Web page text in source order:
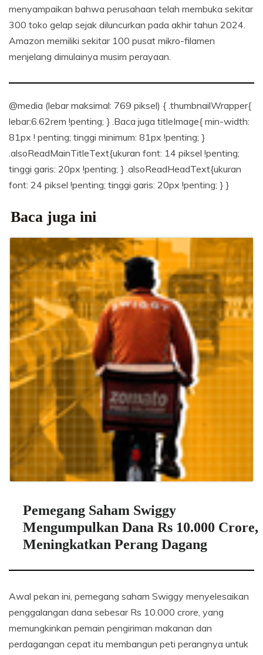
menyampaikan bahwa perusahaan telah membuka sekitar
300 toko gelap sejak diluncurkan pada akhir tahun 2024.
Amazon memiliki sekitar 100 pusat mikro-filamen
menjelang dimulainya musim perayaan.
@media (lebar maksimal: 769 piksel) { .thumbnailWrapper{
lebar:6.62rem !penting; } .Baca juga titleImage{ min-width:
81px ! penting; tinggi minimum: 81px !penting; }
.alsoReadMainTitleText{ukuran font: 14 piksel !penting;
tinggi garis: 20px !penting; } .alsoReadHeadText{ukuran
font: 24 piksel !penting; tinggi garis: 20px !penting; } }
Baca juga ini
Pemegang Saham Swiggy
Mengumpulkan Dana Rs 10.000 Crore,
Meningkatkan Perang Dagang
Awal pekan ini, pemegang saham Swiggy menyelesaikan
penggalangan dana sebesar Rs 10.000 crore, yang
memungkinkan pemain pengiriman makanan dan
perdagangan cepat itu membangun peti perangnya untuk